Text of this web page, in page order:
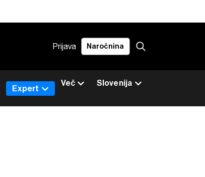
Prijava Naročnina
Slovenija
Expert
Več